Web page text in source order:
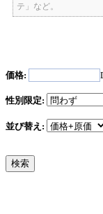
テ」など。
価格:
性別限定:
並び替え: